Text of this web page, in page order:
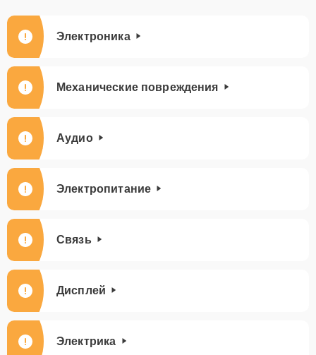
Электроника
Механические повреждения
Аудио
Электропитание
Связь
Дисплей
Электрика